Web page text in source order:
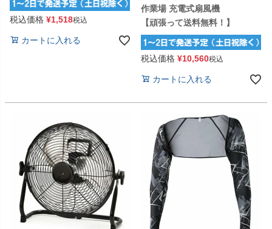
税込価格 ¥1,518税込
カートに入れる
作業場 充電式扇風機
【頑張って送料無料！】
税込価格 ¥10,560税込
カートに入れる